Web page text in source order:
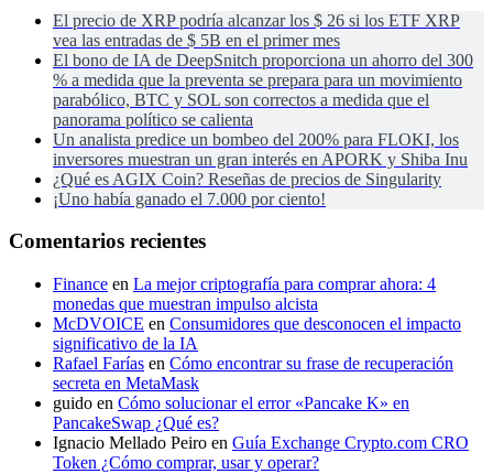
El precio de XRP podría alcanzar los $ 26 si los ETF XRP
vea las entradas de $ 5B en el primer mes
El bono de IA de DeepSnitch proporciona un ahorro del 300
% a medida que la preventa se prepara para un movimiento
parabólico, BTC y SOL son correctos a medida que el
panorama político se calienta
Un analista predice un bombeo del 200% para FLOKI, los
inversores muestran un gran interés en APORK y Shiba Inu
¿Qué es AGIX Coin? Reseñas de precios de Singularity
¡Uno había ganado el 7.000 por ciento!
Comentarios recientes
Finance en La mejor criptografía para comprar ahora: 4
monedas que muestran impulso alcista
McDVOICE en Consumidores que desconocen el impacto
significativo de la IA
Rafael Farías en Cómo encontrar su frase de recuperación
secreta en MetaMask
guido en Cómo solucionar el error «Pancake K» en
PancakeSwap ¿Qué es?
Ignacio Mellado Peiro en Guía Exchange Crypto.com CRO
Token ¿Cómo comprar, usar y operar?